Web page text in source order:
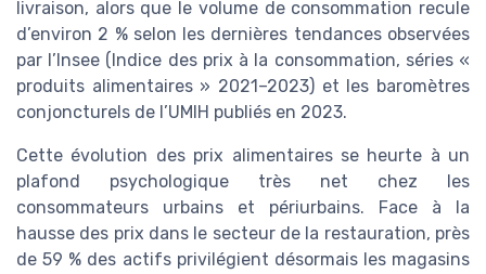
livraison, alors que le volume de consommation recule
d’environ 2 % selon les dernières tendances observées
par l’Insee (Indice des prix à la consommation, séries «
produits alimentaires » 2021–2023) et les baromètres
conjoncturels de l’UMIH publiés en 2023.
Cette évolution des prix alimentaires se heurte à un
plafond psychologique très net chez les
consommateurs urbains et périurbains. Face à la
hausse des prix dans le secteur de la restauration, près
de 59 % des actifs privilégient désormais les magasins